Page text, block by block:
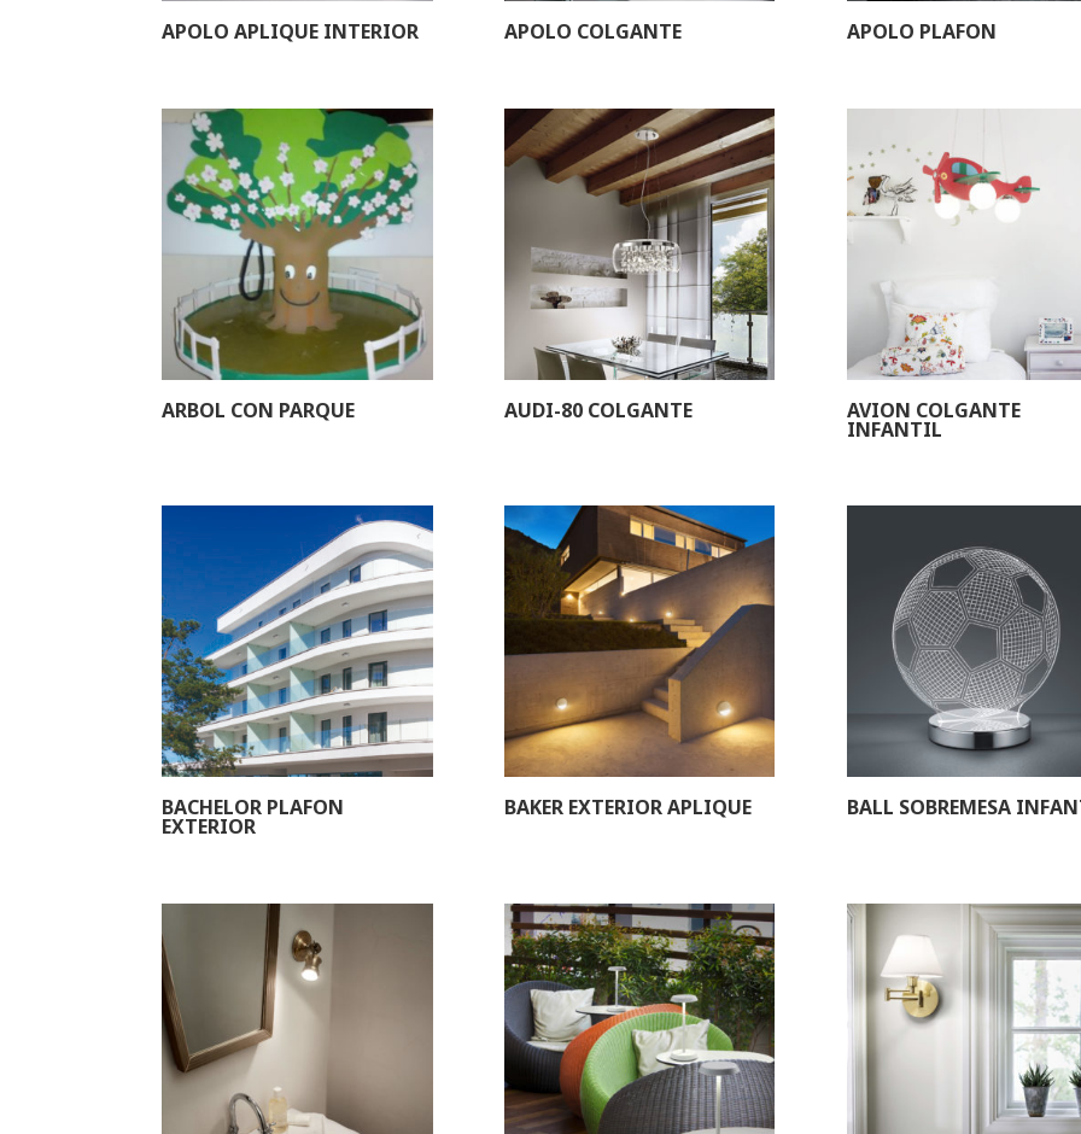
APOLO APLIQUE INTERIOR APOLO COLGANTE APOLO PLAFON
ARBOL CON PARQUE AUDI-80 COLGANTE AVION COLGANTE
INFANTIL
BACHELOR PLAFON
EXTERIOR
BAKER EXTERIOR APLIQUE BALL SOBREMESA